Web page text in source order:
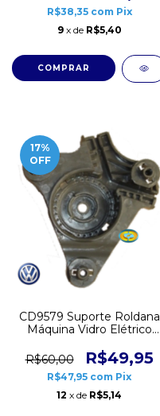
R$38,35 com Pix
9 x de R$5,40
17%
OFF
CD9579 Suporte Roldana
Máquina Vidro Elétrico
Dianteiro Esquerdo
R$60,00 R$49,95
R$47,95 com Pix
12 x de R$5,14